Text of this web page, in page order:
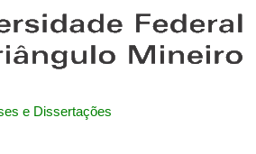
e Dissertações